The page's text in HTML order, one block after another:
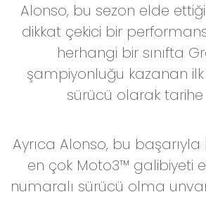
Alonso, bu sezon elde
dikkat çekici bir
herhangi bir sınıfta
şampiyonluğu kazanan ilk
sürücü olarak
Ayrıca Alonso, bu başarıyla
en çok Moto3™ galibiyeti
numaralı sürücü olma